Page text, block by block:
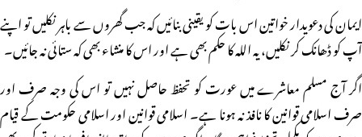
ایمان کی دعویدار خواتین اس بات کو یقینی بنائیں کہ جب گھروں سے باہر نکلیں تو اپنے
آپ کو ڈھانک کر نکلیں، یہ اللہ کا حکم بھی ہے اور اس کا منشاء بھی کہ ستائی نہ جائیں۔
اگر آج مسلم معاشرے میں عورت کو تحفظ حاصل نہیں تو اس کی وجہ صرف اور
صرف اسلامی قوانین کا نافذ نہ ہونا ہے۔ اسلامی قوانین اور اسلامی حکومت کے قیام